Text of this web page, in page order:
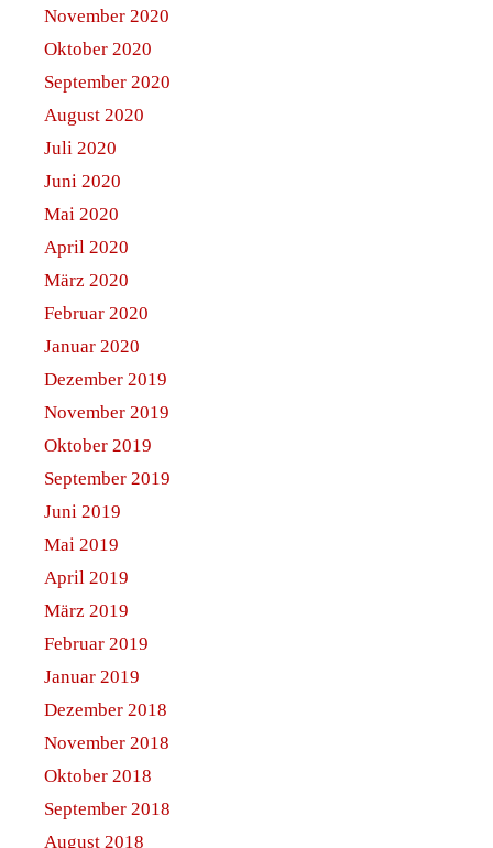
November 2020
Oktober 2020
September 2020
August 2020
Juli 2020
Juni 2020
Mai 2020
April 2020
März 2020
Februar 2020
Januar 2020
Dezember 2019
November 2019
Oktober 2019
September 2019
Juni 2019
Mai 2019
April 2019
März 2019
Februar 2019
Januar 2019
Dezember 2018
November 2018
Oktober 2018
September 2018
August 2018